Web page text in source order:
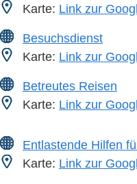
Karte: Link zur
Besuchsdienst
Karte: Link zur
Betreutes Reisen
Karte: Link zur
Entlastende Hilfen
Karte: Link zur